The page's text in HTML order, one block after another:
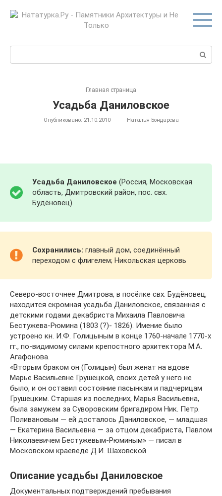
Главная страница
Усадьба Даниловское
Опубликовано: 21.10.2010 Наталья Бондарева
Усадьба Даниловское (Россия, Московская
область, Дмитровский район, пос. свх.
Будёновец)
Сохранились: главный дом, соединённый
переходом с флигелем; Никольская церковь
Северо-восточнее Дмитрова, в посёлке свх. Будёновец,
находится скромная усадьба Даниловское, связанная с
детскими годами декабриста Михаила Павловича
Бестужева-Рюмина (1803 (?)- 1826). Имение было
устроено кн. И.Ф. Голицыным в конце 1760-начале 1770-х
гг., по-видимому силами крепостного архитектора М.А.
Агафонова.
«Вторым браком он (Голицын) был женат на вдове
Марье Васильевне Грушецкой, своих детей у него не
было, и он оставил состояние пасынкам и падчерицам
Грушецким. Старшая из последних, Марья Васильевна,
была замужем за Суворовским бригадиром Ник. Петр.
Поливановым — ей досталось Даниловское, — младшая
— Екатерина Васильевна — за отцом декабриста, Павлом
Николаевичем Бестужевым-Рюминым» — писал в
Московском краеведе Д.И. Шаховской.
Описание усадьбы Даниловское
Документальных подтверждений пребывания